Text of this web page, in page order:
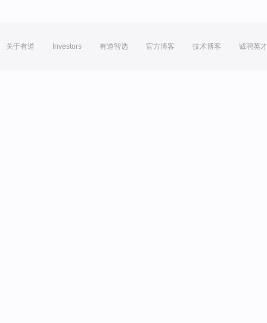
关于有道 Investors 有道智选 官方博客 技术博客 诚聘英才